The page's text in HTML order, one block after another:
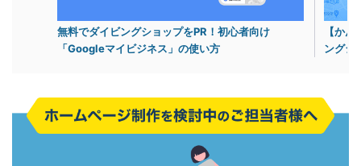
無料でダイビングショップをPR！初心者向け
「Googleマイビジネス」の使い方
【か
ングシ